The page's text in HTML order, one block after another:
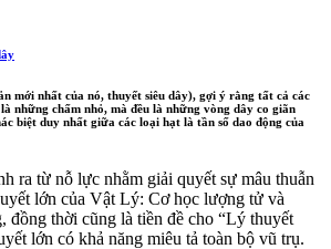
mới nhất của nó, thuyết siêu dây), gợi ý rằng tất cả các
những chấm nhỏ, mà đều là những vòng dây co giãn
biệt duy nhất giữa các loại hạt là tần số dao động của
ra từ nỗ lực nhằm giải quyết sự mâu thuẫn
lớn của Vật Lý: Cơ học lượng tử và
đồng thời cũng là tiền đề cho “Lý thuyết
lớn có khả năng miêu tả toàn bộ vũ trụ.